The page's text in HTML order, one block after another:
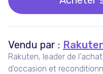
Vendu par :
Rakuten, leader de
d'occasion et